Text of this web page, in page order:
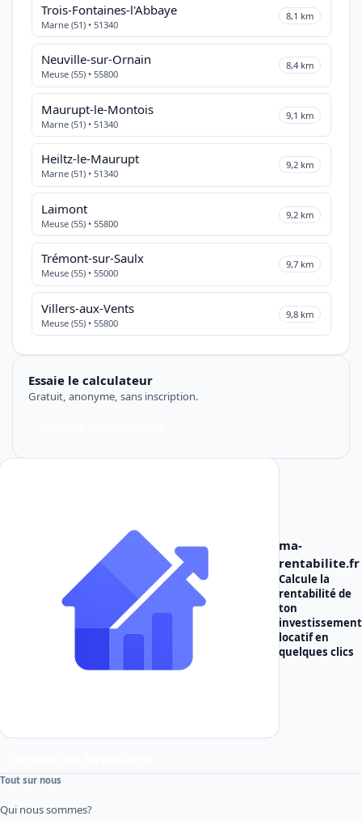
Trois-Fontaines-l'Abbaye
Marne (51) • 51340
8,1 km
Neuville-sur-Ornain
Meuse (55) • 55800
8,4 km
Maurupt-le-Montois
Marne (51) • 51340
9,1 km
Heiltz-le-Maurupt
Marne (51) • 51340
9,2 km
Laimont
Meuse (55) • 55800
9,2 km
Trémont-sur-Saulx
Meuse (55) • 55000
9,7 km
Villers-aux-Vents
Meuse (55) • 55800
9,8 km
Essaie le calculateur
Gratuit, anonyme, sans inscription.
ma-
rentabilite.fr
Calcule la
rentabilité de
ton
investissement
locatifen
quelques clics
Tout sur nous
Qui nous sommes?